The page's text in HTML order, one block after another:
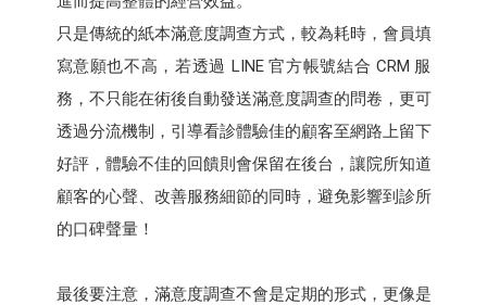
只是傳統的紙本滿意度調查方式，較為耗時，會員填
寫意願也不高，若透過 LINE 官方帳號結合 CRM 服
務，不只能在術後自動發送滿意度調查的問卷，更可
透過分流機制，引導看診體驗佳的顧客至網路上留下
好評，體驗不佳的回饋則會保留在後台，讓院所知道
顧客的心聲、改善服務細節的同時，避免影響到診所
的口碑聲量！
最後要注意，滿意度調查不會是定期的形式，更像是